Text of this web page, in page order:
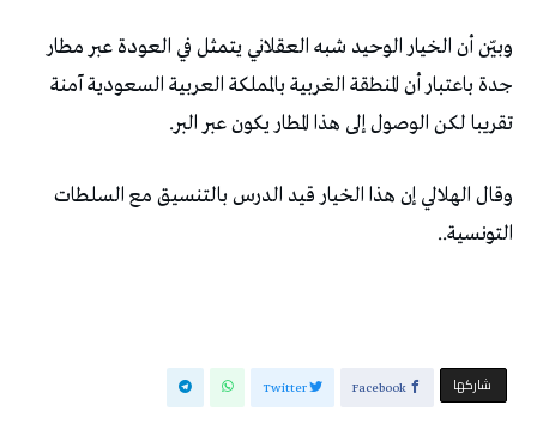
وبيّن أن الخيار الوحيد شبه العقلاني يتمثل في العودة عبر مطار
جدة باعتبار أن المنطقة الغربية بالمملكة العربية السعودية آمنة
تقريبا لكن الوصول إلى هذا المطار يكون عبر البر.
وقال الهلالي إن هذا الخيار قيد الدرس بالتنسيق مع السلطات
التونسية..
‫‫ شاركها‬ Facebook
Twitter